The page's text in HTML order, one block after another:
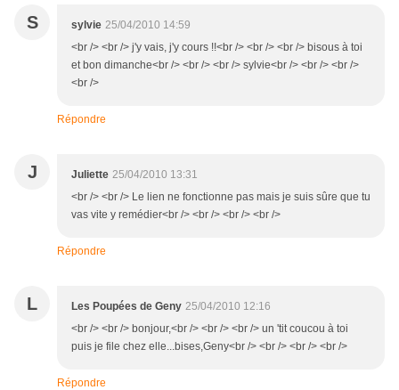
S sylvie 25/04/2010 14:59
<br /> <br /> j'y vais, j'y cours !!<br /> <br /> <br /> bisous à toi
et bon dimanche<br /> <br /> <br /> sylvie<br /> <br /> <br />
<br />
Répondre
J Juliette 25/04/2010 13:31
<br /> <br /> Le lien ne fonctionne pas mais je suis sûre que tu
vas vite y remédier<br /> <br /> <br /> <br />
Répondre
L Les Poupées de Geny 25/04/2010 12:16
<br /> <br /> bonjour,<br /> <br /> <br /> un 'tit coucou à toi
puis je file chez elle...bises,Geny<br /> <br /> <br /> <br />
Répondre